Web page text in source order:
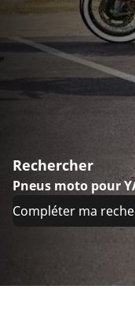
Rechercher
Pneus moto pour
Compléter ma